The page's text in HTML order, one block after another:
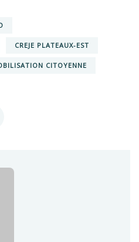
CREJE PLATEAUX-EST
CITOYENNE